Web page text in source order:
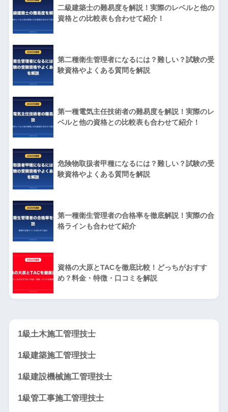
二級建築士の難易度を解説！実際のレベルと他の
資格との比較表も合わせて紹介！
第二種衛生管理者になるには？難しい？試験の受
験資格やよくある質問を解説
第一種電気主任技術者の難易度を解説！実際のレ
ベルと他の資格との比較表も合わせて紹介！
危険物取扱者甲種になるには？難しい？試験の受
験資格やよくある質問を解説
第一種衛生管理者の合格率を徹底解説！実際の合
格ラインも合わせて紹介
資格の大原とTACを徹底比較！どっちがおすす
め？料金・特徴・口コミを解説
1級土木施工管理技士
1級建築施工管理技士
1級建設機械施工管理技士
1級管工事施工管理技士